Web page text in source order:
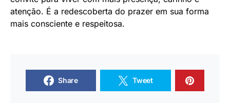
atenção. É a redescoberta do prazer em sua forma
mais consciente e respeitosa.
Share Tweet